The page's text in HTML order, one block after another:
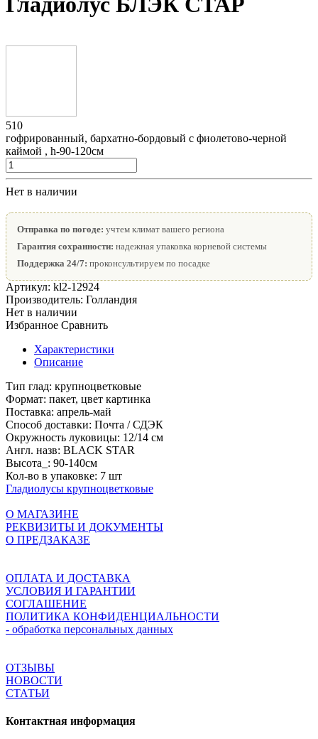
510
гофрированный, бархатно-бордовый с фиолетово-черной
каймой , h-90-120см
Нет в наличии
Отправка по погоде: учтем климат вашего региона
Гарантия сохранности: надежная упаковка корневой системы
Поддержка 24/7: проконсультируем по посадке
Артикул: kl2-12924
Производитель: Голландия
Нет в наличии
Избранное Сравнить
Характеристики
Описание
Тип глад: крупноцветковые
Формат: пакет, цвет картинка
Поставка: апрель-май
Способ доставки: Почта / СДЭК
Окружность луковицы: 12/14 см
Англ. назв: BLACK STAR
Высота_: 90-140см
Кол-во в упаковке: 7 шт
Гладиолусы крупноцветковые
О МАГАЗИНЕ
РЕКВИЗИТЫ И ДОКУМЕНТЫ
О ПРЕДЗАКАЗЕ
ОПЛАТА И ДОСТАВКА
УСЛОВИЯ И ГАРАНТИИ
СОГЛАШЕНИЕ
ПОЛИТИКА КОНФИДЕНЦИАЛЬНОСТИ
- обработка персональных данных
ОТЗЫВЫ
НОВОСТИ
СТАТЬИ
Контактная информация